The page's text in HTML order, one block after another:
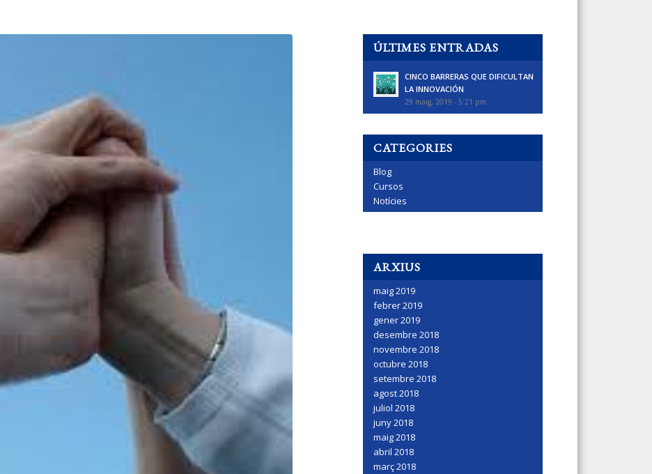
ÚLTIMES ENTRADAS
CINCO BARRERAS QUE DIFICULTAN
LA INNOVACIÓN
29 maig, 2019 - 5:21 pm
CATEGORIES
Blog
Cursos
Notícies
ARXIUS
maig 2019
febrer 2019
gener 2019
desembre 2018
novembre 2018
octubre 2018
setembre 2018
agost 2018
juliol 2018
juny 2018
maig 2018
abril 2018
març 2018